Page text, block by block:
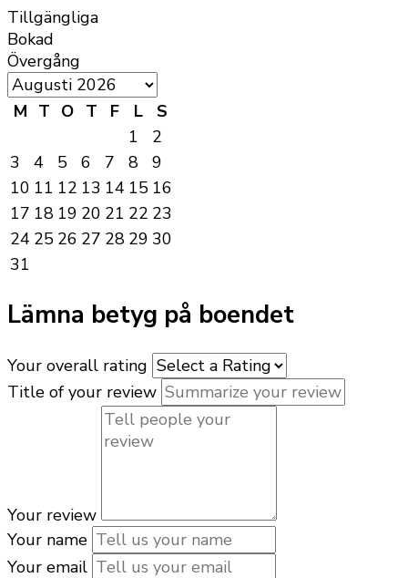
Tillgängliga
Bokad
Övergång
M T O T F L
S
1
2
3
4 5 6 7 8
9
10 11 12 13 14 15 16
17 18 19 20 21 22 23
24 25 26 27 28 29 30
31
Lämna betyg på boendet
Your overall rating
Title of your review
Your review
Your name
Your email